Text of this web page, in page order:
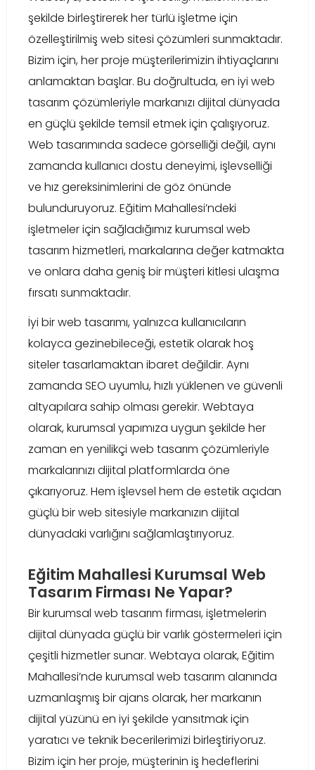
şekilde birleştirerek her türlü işletme için
özelleştirilmiş web sitesi çözümleri sunmaktadır.
Bizim için, her proje müşterilerimizin ihtiyaçlarını
anlamaktan başlar. Bu doğrultuda, en iyi web
tasarım çözümleriyle markanızı dijital dünyada
en güçlü şekilde temsil etmek için çalışıyoruz.
Web tasarımında sadece görselliği değil, aynı
zamanda kullanıcı dostu deneyimi, işlevselliği
ve hız gereksinimlerini de göz önünde
bulunduruyoruz. Eğitim Mahallesi’ndeki
işletmeler için sağladığımız kurumsal web
tasarım hizmetleri, markalarına değer katmakta
ve onlara daha geniş bir müşteri kitlesi ulaşma
fırsatı sunmaktadır.
İyi bir web tasarımı, yalnızca kullanıcıların
kolayca gezinebileceği, estetik olarak hoş
siteler tasarlamaktan ibaret değildir. Aynı
zamanda SEO uyumlu, hızlı yüklenen ve güvenli
altyapılara sahip olması gerekir. Webtaya
olarak, kurumsal yapımıza uygun şekilde her
zaman en yenilikçi web tasarım çözümleriyle
markalarınızı dijital platformlarda öne
çıkarıyoruz. Hem işlevsel hem de estetik açıdan
güçlü bir web sitesiyle markanızın dijital
dünyadaki varlığını sağlamlaştırıyoruz.
Eğitim Mahallesi Kurumsal Web
Tasarım Firması Ne Yapar?
Bir kurumsal web tasarım firması, işletmelerin
dijital dünyada güçlü bir varlık göstermeleri için
çeşitli hizmetler sunar. Webtaya olarak, Eğitim
Mahallesi’nde kurumsal web tasarım alanında
uzmanlaşmış bir ajans olarak, her markanın
dijital yüzünü en iyi şekilde yansıtmak için
yaratıcı ve teknik becerilerimizi birleştiriyoruz.
Bizim için her proje, müşterinin iş hedeflerini